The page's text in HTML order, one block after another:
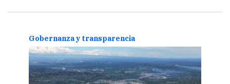
Gobernanza y transparencia